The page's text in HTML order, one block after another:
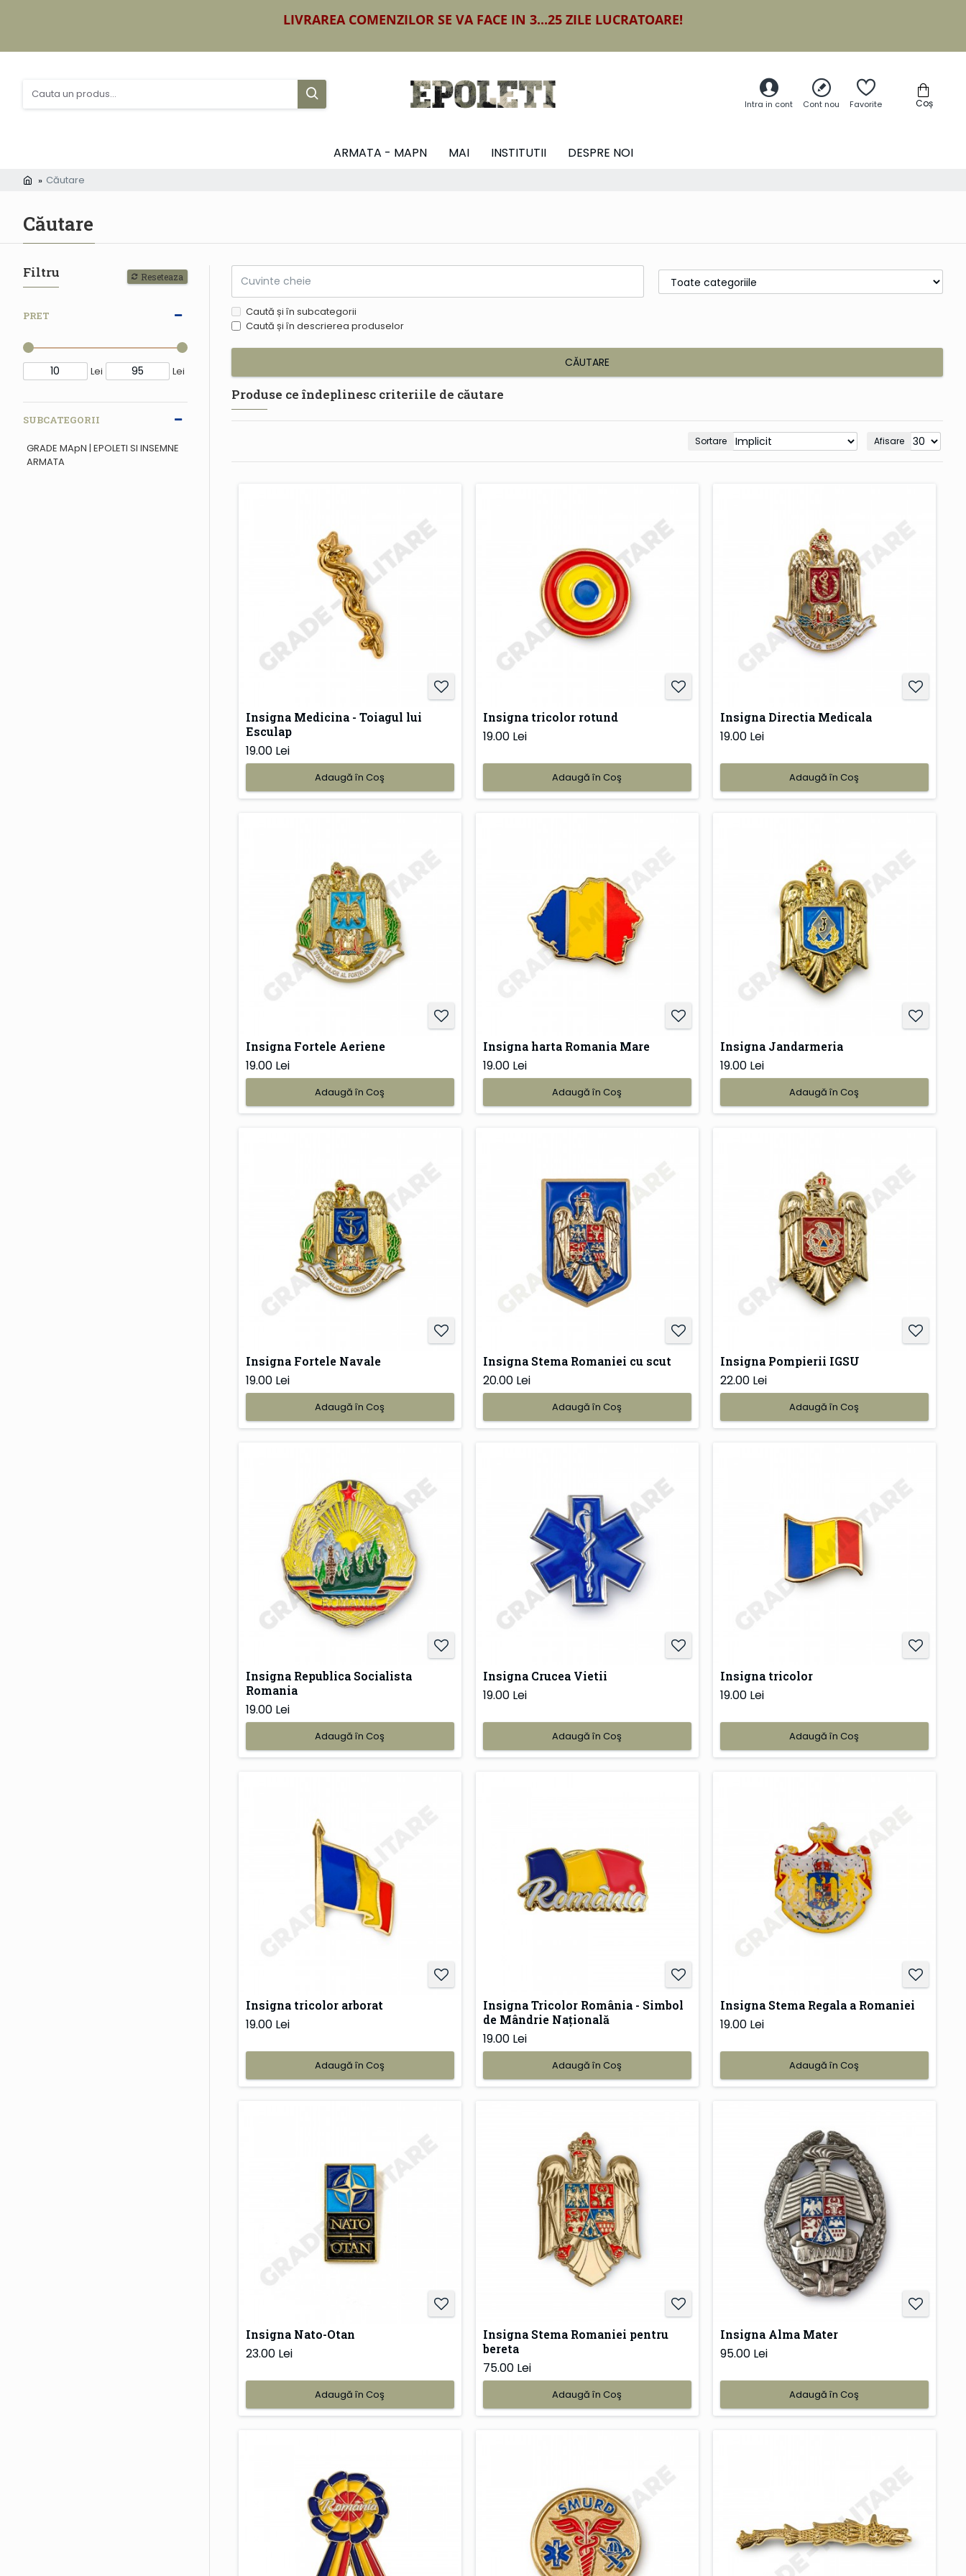
LIVRAREA COMENZILOR SE VA FACE IN 3...25 ZILE LUCRATOARE!
Intra in cont Cont nou Favorite Coș
ARMATA - MAPN MAI INSTITUTII DESPRE NOI
Căutare
Căutare
Filtru Reseteaza
PRET
Lei Lei
SUBCATEGORII
GRADE MApN | EPOLETI SI INSEMNE
ARMATA
Caută și în subcategorii
Caută și în descrierea produselor
CĂUTARE
Produse ce îndeplinesc criteriile de căutare
Sortare Afisare
Insigna Medicina - Toiagul lui
Esculap
19.00 Lei
Adaugă în Coş
Insigna tricolor rotund
19.00 Lei
Adaugă în Coş
Insigna Directia Medicala
19.00 Lei
Adaugă în Coş
Insigna Fortele Aeriene
19.00 Lei
Adaugă în Coş
Insigna harta Romania Mare
19.00 Lei
Adaugă în Coş
Insigna Jandarmeria
19.00 Lei
Adaugă în Coş
Insigna Fortele Navale
19.00 Lei
Adaugă în Coş
Insigna Stema Romaniei cu scut
20.00 Lei
Adaugă în Coş
Insigna Pompierii IGSU
22.00 Lei
Adaugă în Coş
Insigna Republica Socialista
Romania
19.00 Lei
Adaugă în Coş
Insigna Crucea Vietii
19.00 Lei
Adaugă în Coş
Insigna tricolor
19.00 Lei
Adaugă în Coş
Insigna tricolor arborat
19.00 Lei
Adaugă în Coş
Insigna Tricolor România - Simbol
de Mândrie Națională
19.00 Lei
Adaugă în Coş
Insigna Stema Regala a Romaniei
19.00 Lei
Adaugă în Coş
Insigna Nato-Otan
23.00 Lei
Adaugă în Coş
Insigna Stema Romaniei pentru
bereta
75.00 Lei
Adaugă în Coş
Insigna Alma Mater
95.00 Lei
Adaugă în Coş